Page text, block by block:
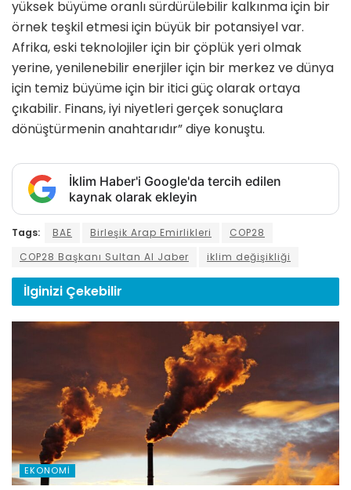
yüksek büyüme oranlı sürdürülebilir kalkınma için bir
örnek teşkil etmesi için büyük bir potansiyel var.
Afrika, eski teknolojiler için bir çöplük yeri olmak
yerine, yenilenebilir enerjiler için bir merkez ve dünya
için temiz büyüme için bir itici güç olarak ortaya
çıkabilir. Finans, iyi niyetleri gerçek sonuçlara
dönüştürmenin anahtarıdır” diye konuştu.
İklim Haber'i Google'da tercih edilen
kaynak olarak ekleyin
Tags: BAE Birleşik Arap Emirlikleri
COP28
COP28 Başkanı Sultan Al Jaber
iklim değişikliği
İlginizi Çekebilir
EKONOMI